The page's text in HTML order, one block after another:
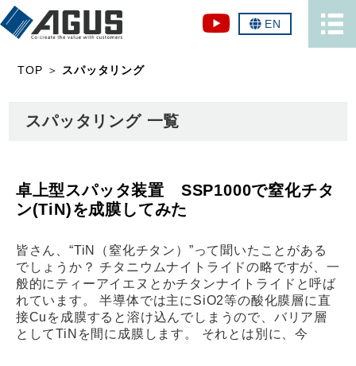
EN
TOP ＞ スパッタリング
スパッタリング 一覧
卓上型スパッタ装置 SSP1000で窒化チタ
ン(TiN)を成膜してみた
皆さん、“TiN（窒化チタン）”って聞いたことがある
でしょうか？ チタニウムナイトライドの略ですが、一
般的にティーアイエヌとかチタンナイトライドと呼ば
れています。 半導体では主にSiO2等の酸化膜層に直
接Cuを成膜すると溶け込んでしまうので、バリア層
としてTiNを間に成膜します。 それとは別に、今